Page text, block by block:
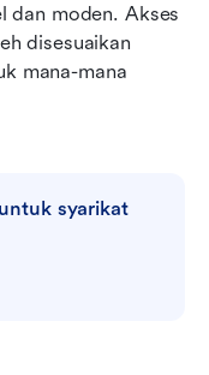
dan moden. Akses
disesuaikan
mana-mana
syarikat